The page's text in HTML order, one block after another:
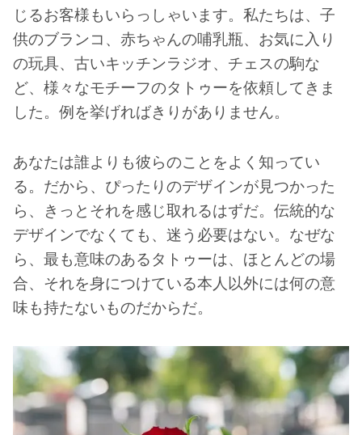
じるお客様もいらっしゃいます。私たちは、子
供のブランコ、赤ちゃんの哺乳瓶、お気に入り
の玩具、古いキッチンラジオ、チェスの駒な
ど、様々なモチーフのタトゥーを依頼してきま
した。例を挙げればきりがありません。
あなたは誰よりも彼らのことをよく知ってい
る。だから、ぴったりのデザインが見つかった
ら、きっとそれを感じ取れるはずだ。伝統的な
デザインでなくても、迷う必要はない。なぜな
ら、最も意味のあるタトゥーは、ほとんどの場
合、それを身につけている本人以外には何の意
味も持たないものだからだ。